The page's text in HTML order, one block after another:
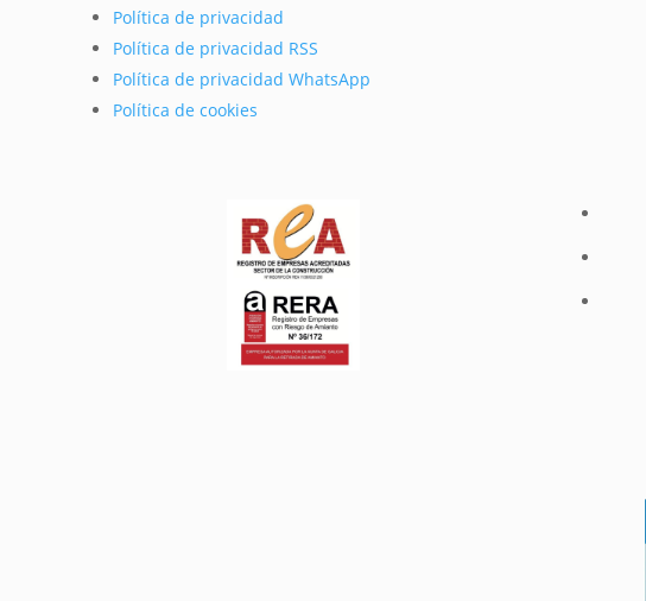
Política de privacidad
Política de privacidad RSS
Política de privacidad WhatsApp
Política de cookies